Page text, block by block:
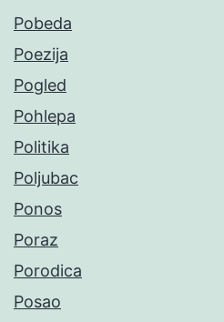
Pobeda
Poezija
Pogled
Pohlepa
Politika
Poljubac
Ponos
Poraz
Porodica
Posao